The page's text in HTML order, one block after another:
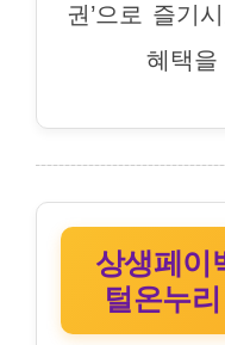
권’으로 즐기
혜택을
상생페이
털온누